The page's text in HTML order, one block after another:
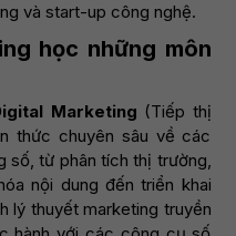
và start-up công nghệ.
học những môn
Marketing (Tiếp thị
thức chuyên sâu về các
số, từ phân tích thị trường,
nội dung đến triển khai
lý thuyết marketing truyền